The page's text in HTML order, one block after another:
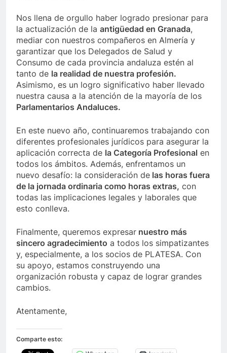
Nos llena de orgullo haber logrado presionar para
la actualización de la antigüedad en Granada,
mediar con nuestros compañeros en Almería y
garantizar que los Delegados de Salud y
Consumo de cada provincia andaluza estén al
tanto de la realidad de nuestra profesión.
Asimismo, es un logro significativo haber llevado
nuestra causa a la atención de la mayoría de los
Parlamentarios Andaluces.
En este nuevo año, continuaremos trabajando con
diferentes profesionales jurídicos para asegurar la
aplicación correcta de la Categoría Profesional en
todos los ámbitos. Además, enfrentamos un
nuevo desafío: la consideración de las horas fuera
de la jornada ordinaria como horas extras, con
todas las implicaciones legales y laborales que
esto conlleva.
Finalmente, queremos expresar nuestro más
sincero agradecimiento a todos los simpatizantes
y, especialmente, a los socios de PLATESA. Con
su apoyo, estamos construyendo una
organización robusta y capaz de lograr grandes
cambios.
Atentamente,
Comparte esto: